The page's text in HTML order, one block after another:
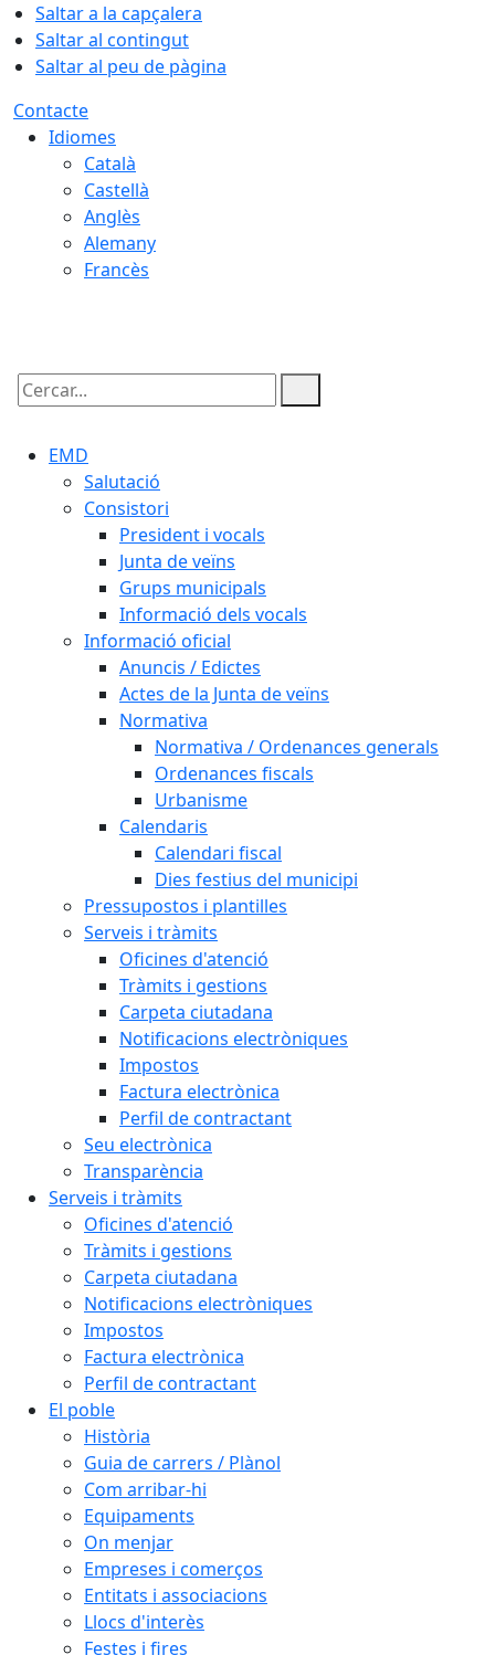
Saltar a la capçalera
Saltar al contingut
Saltar al peu de pàgina
Contacte
Idiomes
Català
Castellà
Anglès
Alemany
Francès
Cercar:
EMD
Salutació
Consistori
President i vocals
Junta de veïns
Grups municipals
Informació dels vocals
Informació oficial
Anuncis / Edictes
Actes de la Junta de veïns
Normativa
Normativa / Ordenances generals
Ordenances fiscals
Urbanisme
Calendaris
Calendari fiscal
Dies festius del municipi
Pressupostos i plantilles
Serveis i tràmits
Oficines d'atenció
Tràmits i gestions
Carpeta ciutadana
Notificacions electròniques
Impostos
Factura electrònica
Perfil de contractant
Seu electrònica
Transparència
Serveis i tràmits
Oficines d'atenció
Tràmits i gestions
Carpeta ciutadana
Notificacions electròniques
Impostos
Factura electrònica
Perfil de contractant
El poble
Història
Guia de carrers / Plànol
Com arribar-hi
Equipaments
On menjar
Empreses i comerços
Entitats i associacions
Llocs d'interès
Festes i fires